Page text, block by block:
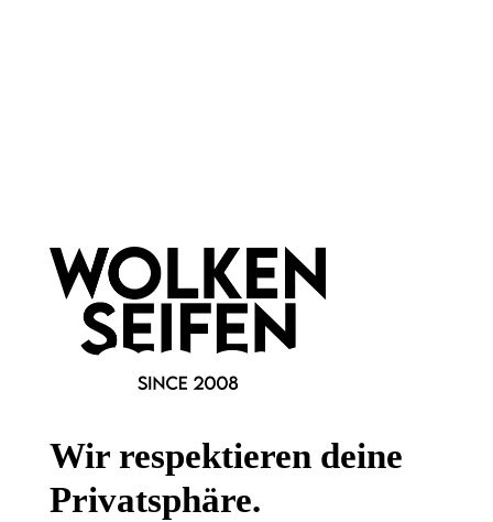
Gesetzliche Informationen
Wissenswertes
Wir respektieren deine
Privatsphäre.